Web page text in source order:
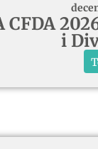
CFDA
i